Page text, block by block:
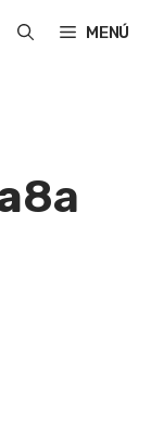
MENÚ
8a